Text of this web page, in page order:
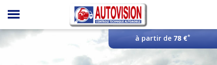
Panneau de gestion des cookies
à partir de 78 €*